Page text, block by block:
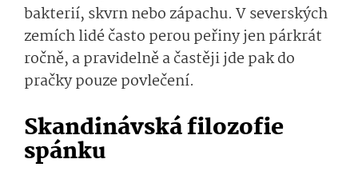
bakterií, skvrn nebo zápachu. V severských
zemích lidé často perou peřiny jen párkrát
ročně, a pravidelně a častěji jde pak do
pračky pouze povlečení.
Skandinávská filozofie
spánku